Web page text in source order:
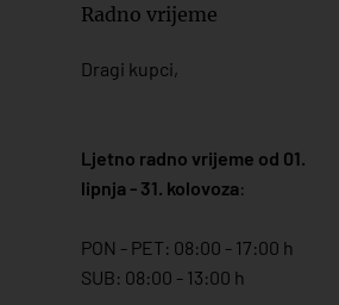
Radno vrijeme
Dragi kupci,
Ljetno radno vrijeme od 01.
lipnja - 31. kolovoza:
PON - PET: 08:00 - 17:00 h
SUB: 08:00 - 13:00 h